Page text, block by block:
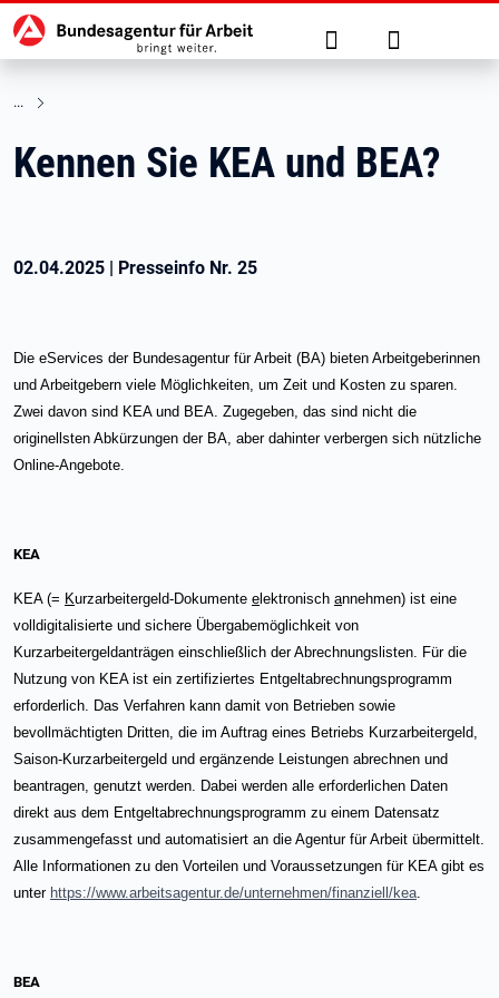
zu den Hauptinhalten springen
Hauptnavigation Suche Anmelden
Kennen Sie KEA und BEA?
02.04.2025 | Presseinfo Nr. 25
Die eServices der Bundesagentur für Arbeit (BA) bieten Arbeitgeberinnen
und Arbeitgebern viele Möglichkeiten, um Zeit und Kosten zu sparen.
Zwei davon sind KEA und BEA. Zugegeben, das sind nicht die
originellsten Abkürzungen der BA, aber dahinter verbergen sich nützliche
Online-Angebote.
KEA
KEA (= Kurzarbeitergeld-Dokumente e lektronisch annehmen) ist eine
volldigitalisierte und sichere Übergabemöglichkeit von
Kurzarbeitergeldanträgen einschließlich der Abrechnungslisten. Für die
Nutzung von KEA ist ein zertifiziertes Entgeltabrechnungsprogramm
erforderlich. Das Verfahren kann damit von Betrieben sowie
bevollmächtigten Dritten, die im Auftrag eines Betriebs Kurzarbeitergeld,
Saison-Kurzarbeitergeld und ergänzende Leistungen abrechnen und
beantragen, genutzt werden. Dabei werden alle erforderlichen Daten
direkt aus dem Entgeltabrechnungsprogramm zu einem Datensatz
zusammengefasst und automatisiert an die Agentur für Arbeit übermittelt.
Alle Informationen zu den Vorteilen und Voraussetzungen für KEA gibt es
unter https://www.arbeitsagentur.de/unternehmen/finanziell/kea.
BEA